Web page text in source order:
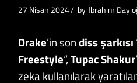
27 Nisan 2024 by İbrahim
Drake’in sondiss şarkısı
Freestyle“,Tupac Shakur
zeka kullanılarak